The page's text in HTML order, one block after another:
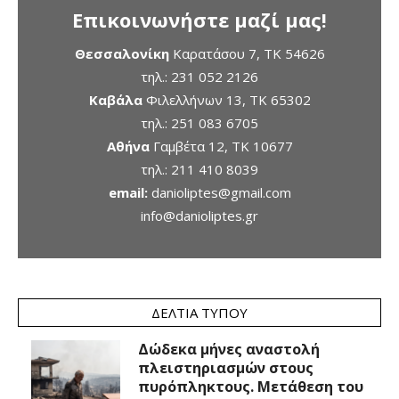
Επικοινωνήστε μαζί μας!
ΘεσσαλονίκηΚαρατάσου 7, TK 54626
τηλ.: 231 052 2126
ΚαβάλαΦιλελλήνων 13, ΤΚ 65302
τηλ.: 251 083 6705
ΑθήναΓαμβέτα 12, ΤΚ 10677
τηλ.: 211 410 8039
email: danioliptes@gmail.com
info@danioliptes.gr
ΔΕΛΤΊΑ ΤΎΠΟΥ
Δώδεκα μήνες αναστολή
πλειστηριασμών στους
πυρόπληκτους. Μετάθεση του